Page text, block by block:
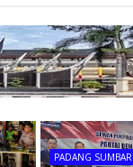
PADANG SUMBAR